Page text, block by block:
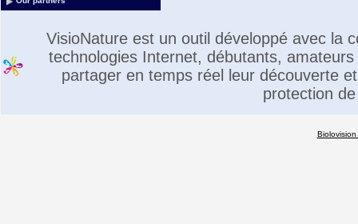
VisioNature est un outil développé avec la
technologies Internet, débutants,
partager en temps réel leur découverte
protection
Biolovision